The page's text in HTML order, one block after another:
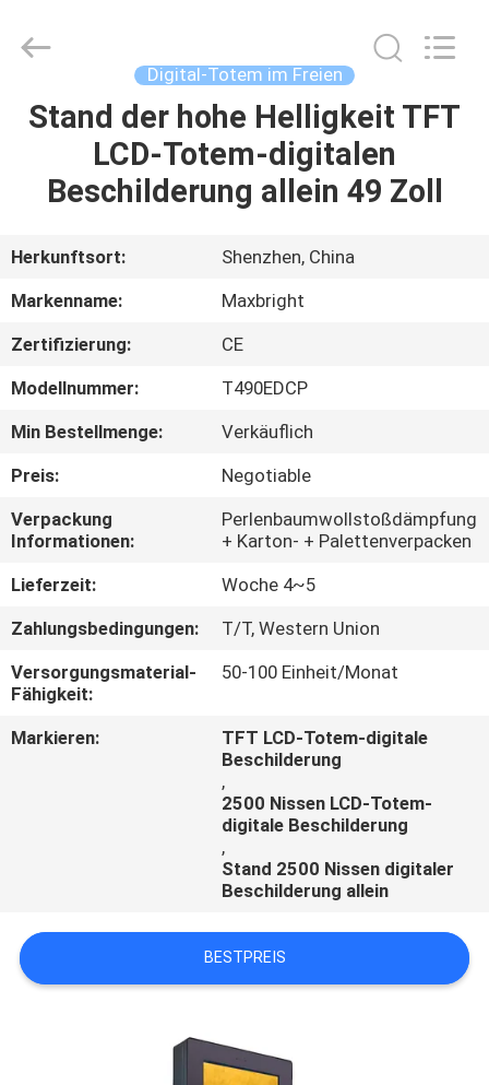
HAUS
PRODUKTE
ÜBER
UNS
FABRIK-
AUSFLUG
QUALITÄTSKONTROLLE
TRETEN
SIE
MIT
IN
VERBINDUNG
NACHRICHTEN
Freien
Fournisseur.
Digital-Totem im Freien
Stand der hohe Helligkeit TFT
LCD-Totem-digitalen
Beschilderung allein 49 Zoll
Herkunftsort:
Shenzhen, China
Markenname:
Maxbright
Zertifizierung:
CE
Modellnummer:
T490EDCP
Min Bestellmenge:
Verkäuflich
Preis:
Negotiable
Verpackung
Informationen:
Perlenbaumwollstoßdämpfung
+ Karton- + Palettenverpacken
Lieferzeit:
Woche 4~5
Zahlungsbedingungen:
T/T, Western Union
Versorgungsmaterial-
Fähigkeit:
50-100 Einheit/Monat
Markieren:
TFT LCD-Totem-digitale
Beschilderung
,
2500 Nissen LCD-Totem-
digitale Beschilderung
,
Stand 2500 Nissen digitaler
Beschilderung allein
BESTPREIS